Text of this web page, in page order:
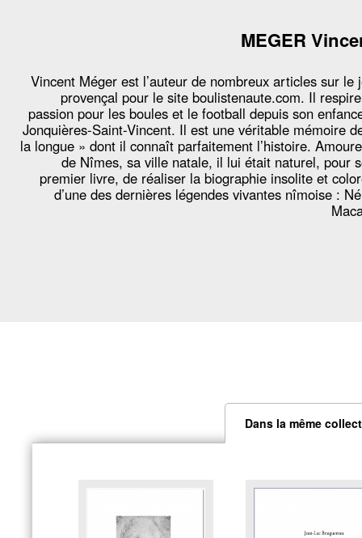
MEGER
Vincent Méger est l’auteur de nombreux articles sur le
provençal pour le site boulistenaute.com. Il
passion pour les boules et le football depuis son
Jonquières-Saint-Vincent. Il est une véritable mémoire
la longue » dont il connaît parfaitement l’histoire.
de Nîmes, sa ville natale, il lui était naturel, pour
premier livre, de réaliser la biographie insolite et
d’une des dernières légendes vivantes nîmoise :
Dans la même